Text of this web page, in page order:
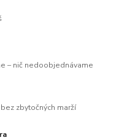
– nič nedoobjednávame
zbytočných marží